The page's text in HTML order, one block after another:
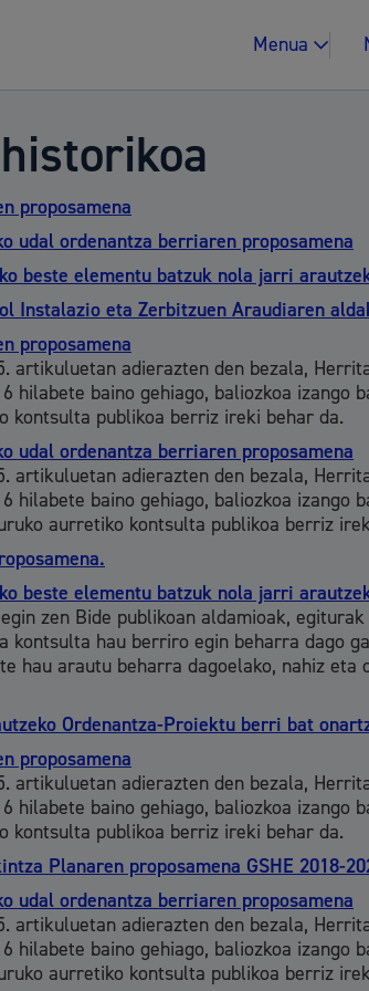
Menua
proposamena
udal ordenantza berriaren proposamena
beste elementu batzuk nola jarri
Instalazio eta Zerbitzuen Araudiaren
proposamena
artikuluetan adierazten den bezala,
hilabete baino gehiago, baliozkoa izango
kontsulta publikoa berriz ireki behar da.
udal ordenantza berriaren proposamena
artikuluetan adierazten den bezala,
hilabete baino gehiago, baliozkoa izango
aurretiko kontsulta publikoa berriz
beste elementu batzuk nola jarri
zen Bide publikoan aldamioak,
hau berriro egin beharra dago
hau arautu beharra dagoelako, nahiz
Ordenantza-Proiektu berri bat
proposamena
artikuluetan adierazten den bezala,
hilabete baino gehiago, baliozkoa izango
kontsulta publikoa berriz ireki behar da.
Planaren proposamena GSHE 2018-
udal ordenantza berriaren proposamena
artikuluetan adierazten den bezala,
hilabete baino gehiago, baliozkoa izango
aurretiko kontsulta publikoa berriz